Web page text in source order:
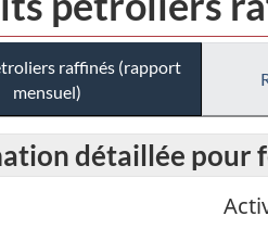
raffinés (rapport
mensuel)
détaillée pour